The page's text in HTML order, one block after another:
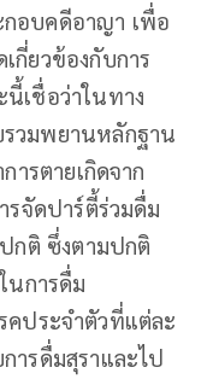
อบคดีอาญา เพื่อ
กี่ยวข้องกับการ
เชื่อว่าในทาง
วมพยานหลักฐาน
ารตายเกิดจาก
รจัดปาร์ตี้ร่วมดื่ม
กติ ซึ่งตามปกติ
นการดื่ม
คประจำตัวที่แต่ละ
ารดื่มสุราและไป